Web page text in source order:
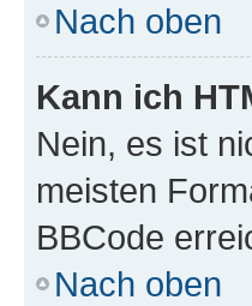
Nach oben
Kann ich
Nein, es ist
meisten
BBCode
Nach oben